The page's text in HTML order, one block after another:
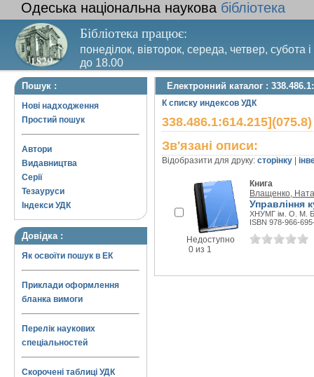
Одеська національна наукова бібліотека
Бібліотека працює:
понеділок, вівторок, середа, четвер, субота
до 18.00
Вихідний день – п’ятниця. Останній четвер
Пошук :
Нові надходження
Простий пошук
Автори
Видавництва
Серії
Тезауруси
Індекси УДК
Довідка :
Як освоїти пошук в ЕК
Приклади оформлення
бланка вимоги
Перелік наукових
спеціальностей
Скорочені таблиці УДК
Електронний каталог :
К списку индексов УДК
338.486.1:614.215](075.8)
Зв'язані описи:
Відобразити для друку: сторінку
Недоступно
0 из 1
Книга
Влащенко,
Управління
ХНУМГ ім. О. М.
ISBN 978-966-